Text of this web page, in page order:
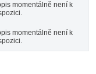
momentálně není k
momentálně není k